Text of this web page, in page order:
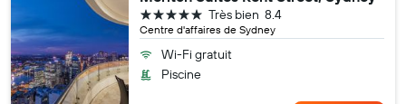
Centre d'affaires de Sydney
8.4
Très bien
5 étoiles
Wi-Fi gratuit
Piscine